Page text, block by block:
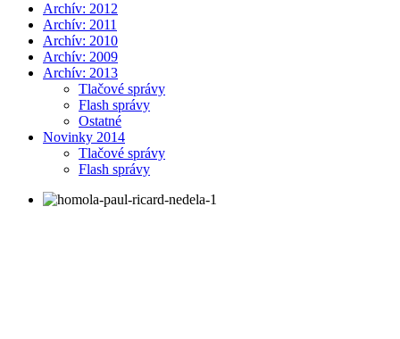
Archív: 2012
Archív: 2011
Archív: 2010
Archív: 2009
Archív: 2013
Tlačové správy
Flash správy
Ostatné
Novinky 2014
Tlačové správy
Flash správy